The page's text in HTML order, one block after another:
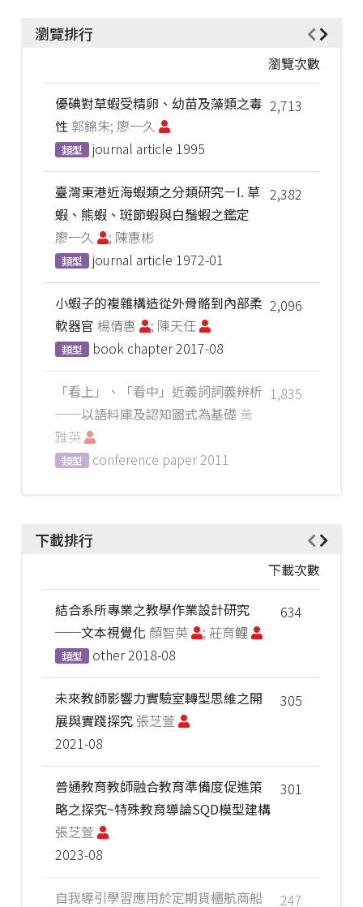
瀏覽排行
瀏覽次數
2,713
優碘對草蝦受精卵、幼苗及藻類之毒
性 郭錦朱; 廖一久
類型 journal article 1995
2,382
臺灣東港近海蝦類之分類研究－I. 草
蝦、熊蝦、斑節蝦與白鬚蝦之鑑定
廖一久
; 陳惠彬
類型 journal article 1972-01
2,096
小蝦子的複雜構造從外骨骼到內部柔
軟器官 楊倩惠 ; 陳天任
類型 book chapter2017-08
1,835
「看上」、「看中」近義詞詞義辨析
──以語料庫及認知圖式為基礎 黃
雅英
類型 conference paper2011
下載排行
下載次數
634
結合系所專業之教學作業設計研究
──文本視覺化 顏智英 ; 莊育鲤
類型 other2018-08
305
未來教師影響力實驗室轉型思維之開
展與實踐探究 張芝萱
2021-08
301
普通教育教師融合教育準備度促進策
略之探究~特殊教育導論SQD模型建構
張芝萱
2023-08
247
自我導引學習應用於定期貨櫃航商船